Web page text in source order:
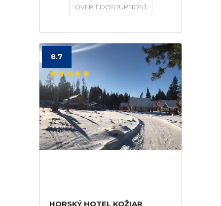
OVERIŤ DOSTUPNOSŤ
8.7
HORSKÝ HOTEL KOŽIAR